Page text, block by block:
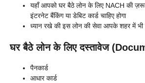
यहाँ आपको घर बैठे लोन के लिए NACH की
इंटरनेट बैंकिंग या डेबिट कार्ड चाहिए होगा
ध्यान रखे की इस लोन की सेवा आपके शहर में भी
घर बैठे लोन के लिए दस्तावेज
पैनकार्ड
आधार कार्ड